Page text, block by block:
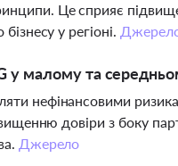
Це сприяє
у регіоні.
малому та
нефінансовими
довіри з боку
Джерело